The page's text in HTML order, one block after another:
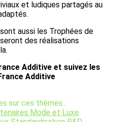
et ludiques partagés au
aussi les Trophées de
des réalisations
Additive et suivez les
Additive
sur ces thèmes :
Mode et Luxe